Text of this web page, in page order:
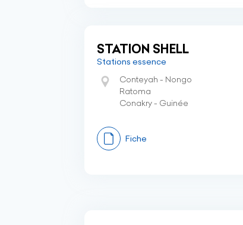
STATION SHELL
Stations essence
Conteyah - Nongo
Ratoma
Conakry - Guinée
Fiche